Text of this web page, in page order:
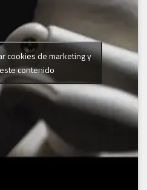
cookies de marketing y
contenido